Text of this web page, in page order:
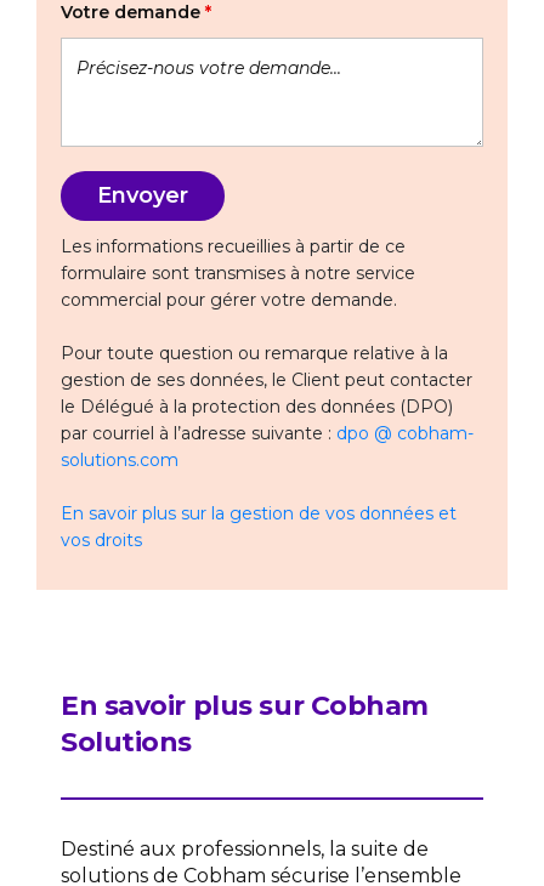
Votre demande *
Les informations recueillies à partir de ce
formulaire sont transmises à notre service
commercial pour gérer votre demande.
Pour toute question ou remarque relative à la
gestion de ses données, le Client peut contacter
le Délégué à la protection des données (DPO)
par courriel à l’adresse suivante : dpo @ cobham-
solutions.com
En savoir plus sur la gestion de vos données et
vos droits
En savoir plus sur Cobham
Solutions
Destiné aux professionnels, la suite de
solutions de Cobham sécurise l’ensemble